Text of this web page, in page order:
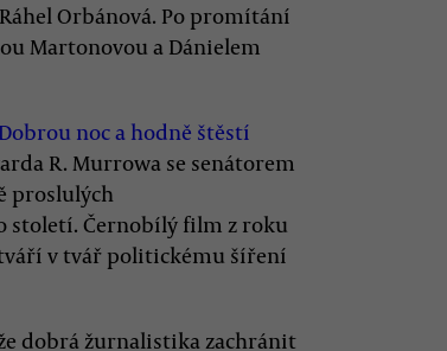
Orbánová. Po promítání
Martonovou a Dánielem
Dobrou noc a hodně štěstí
R. Murrowa se senátorem
proslulých
století. Černobílý film z roku
v tvář politickému šíření
dobrá žurnalistika zachránit